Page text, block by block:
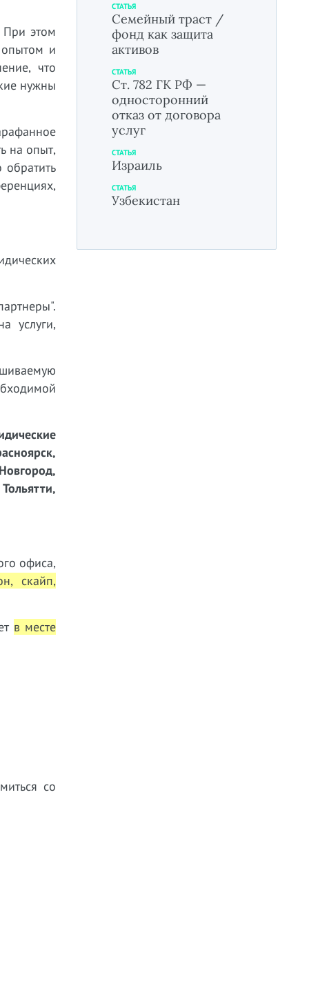
При этом
и
что
нужны
на опыт,
услуги,
офиса,
скайп,
в месте
со
СТАТЬЯ
Семейный траст /
фонд как защита
активов
СТАТЬЯ
Ст. 782 ГК РФ —
односторонний
отказ от договора
услуг
СТАТЬЯ
Израиль
СТАТЬЯ
Узбекистан